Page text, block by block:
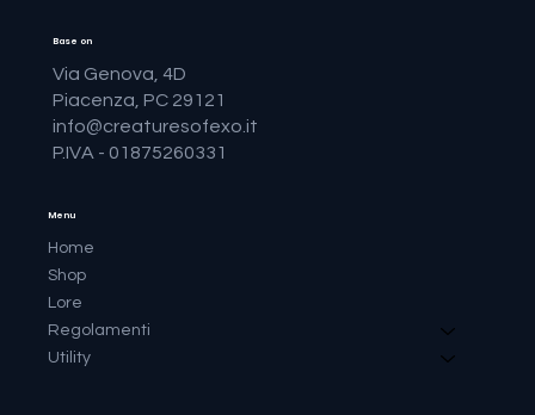
Via Genova, 4D
Piacenza, PC 29121
info@creaturesofexo.it
P.IVA - 01875260331
Base on
Menu
Home
Shop
Lore
Regolamenti
Utility